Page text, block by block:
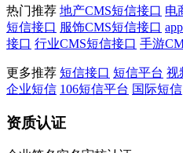
热门推荐 地产CMS短信接口 电
短信接口 服饰CMS短信接口
接口 行业CMS短信接口 手游
更多推荐 短信接口 短信平台 视
企业短信 106短信平台 国际短信
资质认证